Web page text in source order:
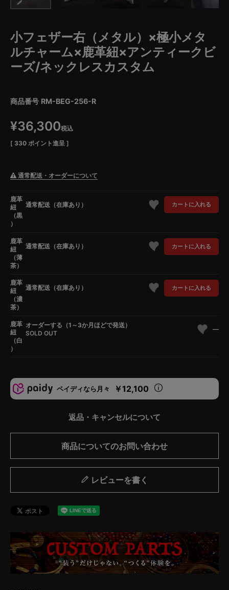
小フェザー右（メタル）×極小メタ
ルチャーム×鹿革紐×アンティークビ
ーズ/ネックレスカスタム
商品番号 RM-BEG-256-R
¥36,300税込
[ 330 ポイント進呈 ]
通常配送・オーダーについて
鹿革
紐
（黒
）
通常配送（在庫あり） カートに入れる
鹿革
紐
（薄
茶）
通常配送（在庫あり） カートに入れる
鹿革
紐
（濃
茶）
通常配送（在庫あり） カートに入れる
鹿革
紐
（白
）
オーダーする（1～3か月ほどで発送）
SOLD OUT
—
ペイディなら月々 ￥12,100
返品・キャンセルについて
商品についてのお問い合わせ
レビューを書く